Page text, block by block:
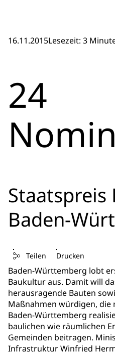
16.11.2015Lesezeit: 3
24
Baden-
Teilen Drucken
Baden-Württemberg lobt
Baukultur aus. Damit will
herausragende Bauten
Maßnahmen würdigen, die
Baden-Württemberg
baulichen wie räumlichen
Gemeinden beitragen.
Infrastruktur Winfried